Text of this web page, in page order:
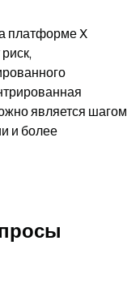
платформе X
является шагом
и более